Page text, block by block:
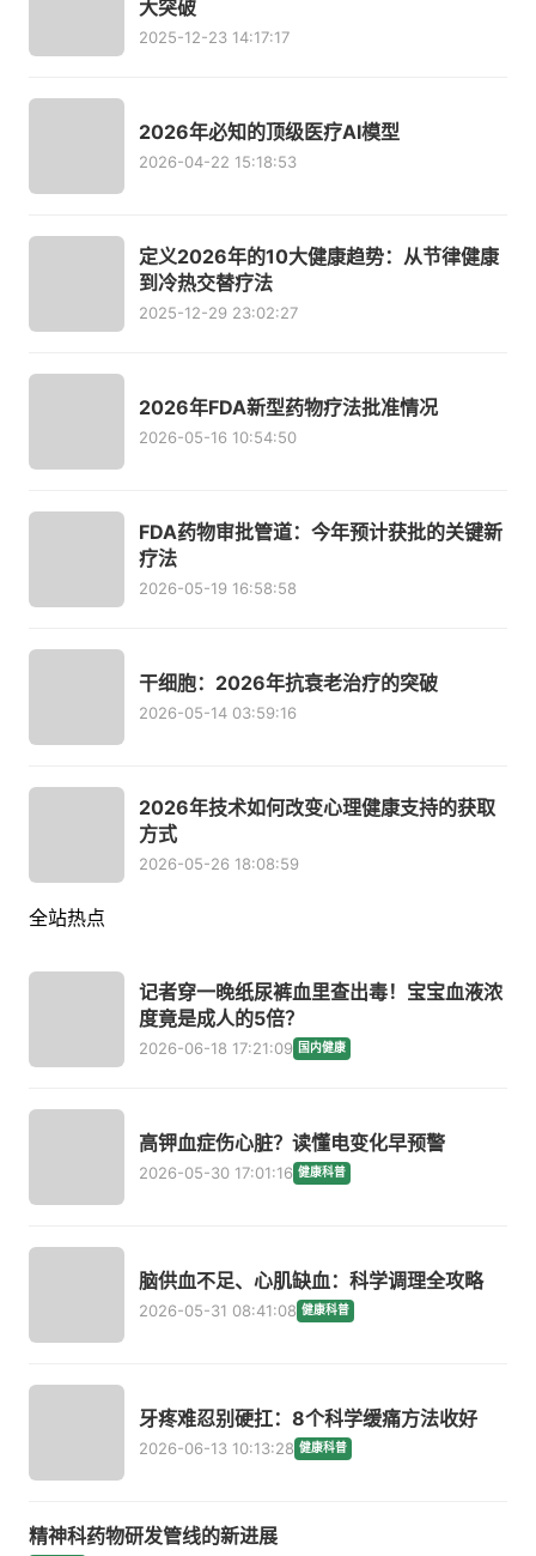
大突破
2025-12-23 14:17:17
2026年必知的顶级医疗AI模型
2026-04-22 15:18:53
定义2026年的10大健康趋势：从节律健康
到冷热交替疗法
2025-12-29 23:02:27
2026年FDA新型药物疗法批准情况
2026-05-16 10:54:50
FDA药物审批管道：今年预计获批的关键新
疗法
2026-05-19 16:58:58
干细胞：2026年抗衰老治疗的突破
2026-05-14 03:59:16
2026年技术如何改变心理健康支持的获取
方式
2026-05-26 18:08:59
全站热点
记者穿一晚纸尿裤血里查出毒！宝宝血液浓
度竟是成人的5倍？
2026-06-18 17:21:09 国内健康
高钾血症伤心脏？读懂电变化早预警
2026-05-30 17:01:16 健康科普
脑供血不足、心肌缺血：科学调理全攻略
2026-05-31 08:41:08 健康科普
牙疼难忍别硬扛：8个科学缓痛方法收好
2026-06-13 10:13:28 健康科普
精神科药物研发管线的新进展